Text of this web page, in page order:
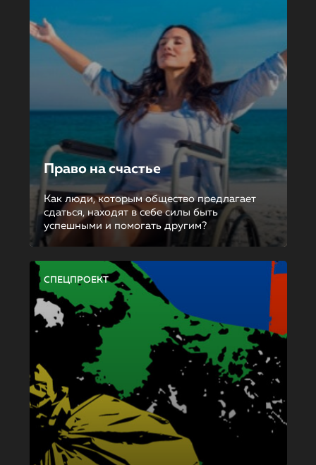
Право на счастье
Как люди, которым общество предлагает
сдаться, находят в себе силы быть
успешными и помогать другим?
СПЕЦПРОЕКТ